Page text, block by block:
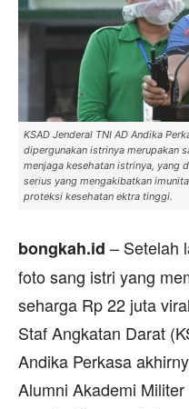
KSAD Jenderal TNI AD Andika
dipergunakan istrinya merupakan
menjaga kesehatan istrinya, yang
serius yang mengakibatkan
proteksi kesehatan ektra tinggi.
bongkah.id – Setelah
foto sang istri yang
seharga Rp 22 juta
Staf Angkatan Darat
Andika Perkasa
Alumni Akademi